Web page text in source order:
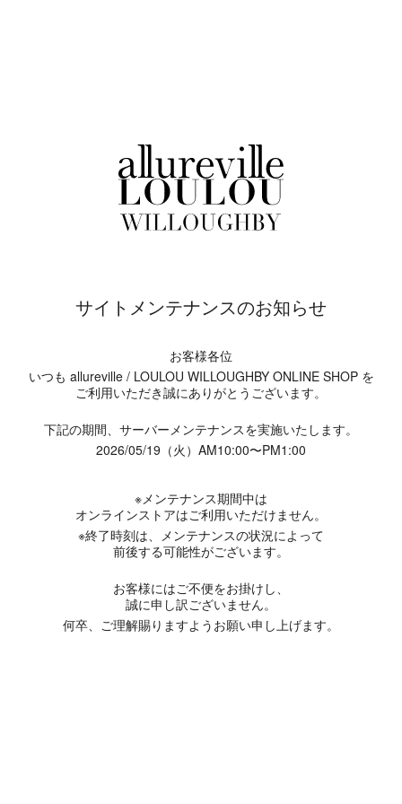
サイトメンテナンスのお知らせ
お客様各位
いつも allureville / LOULOU WILLOUGHBY ONLINE SHOP を
ご利用いただき誠にありがとうございます。
下記の期間、サーバーメンテナンスを実施いたします。
2026/05/19（火）AM10:00〜PM1:00
※メンテナンス期間中は
オンラインストアはご利用いただけません。
※終了時刻は、メンテナンスの状況によって
前後する可能性がございます。
お客様にはご不便をお掛けし、
誠に申し訳ございません。
何卒、ご理解賜りますようお願い申し上げます。